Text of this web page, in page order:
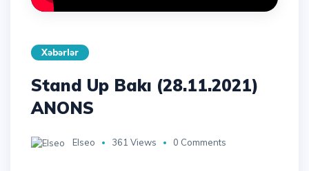
Xəbərlər
Stand Up Bakı (28.11.2021)
ANONS
Elseo 361 Views 0 Comments